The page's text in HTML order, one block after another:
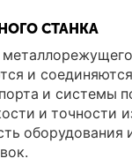
СТАНКА
и
и системы
и точности
оборудования